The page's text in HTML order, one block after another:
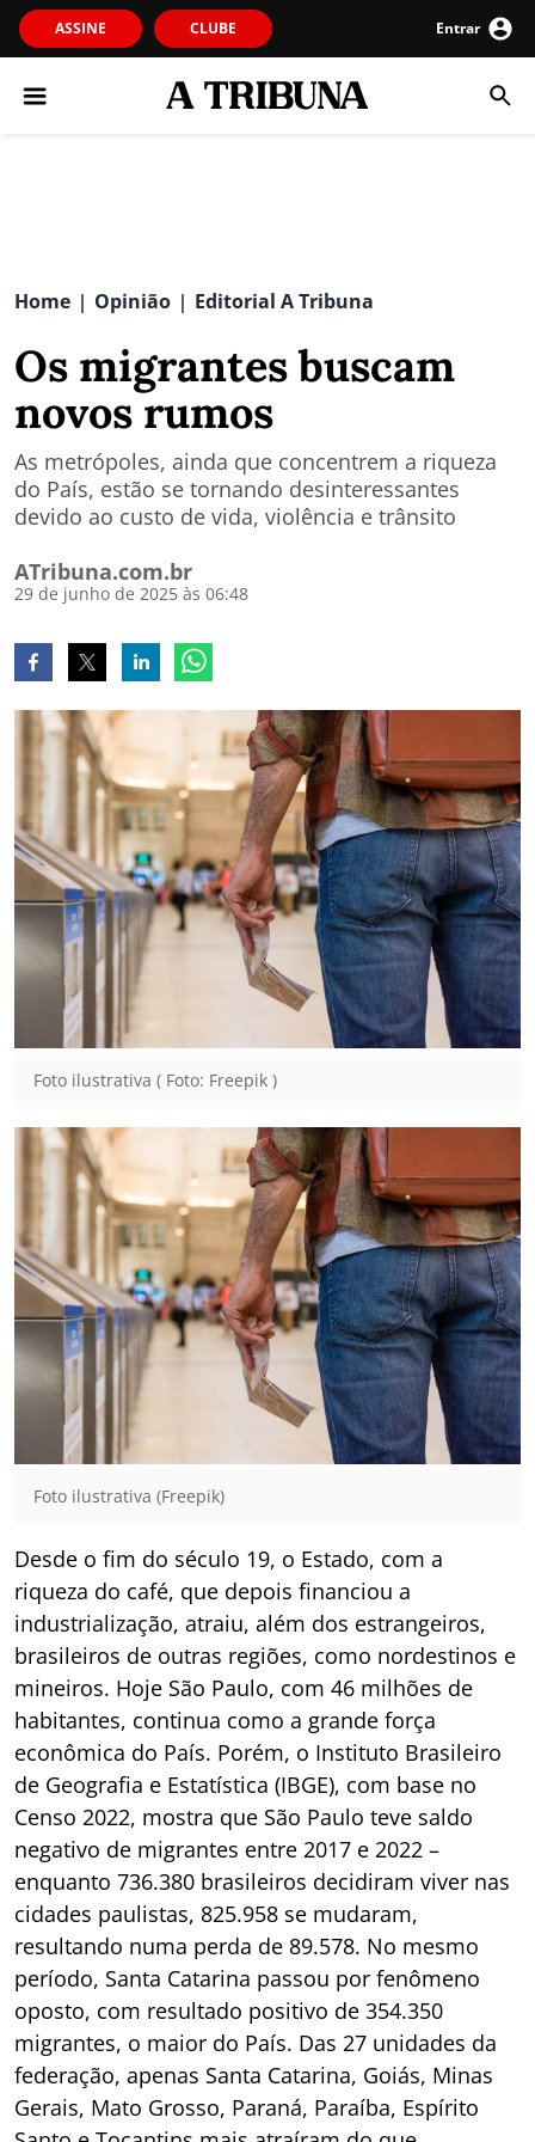
ASSINE CLUBE Entrar
Home | Opinião | Editorial A Tribuna
Os migrantes buscam
novos rumos
As metrópoles, ainda que concentrem a riqueza
do País, estão se tornando desinteressantes
devido ao custo de vida, violência e trânsito
ATribuna.com.br
29 de junho de 2025 às 06:48
Foto ilustrativa ( Foto: Freepik )
Foto ilustrativa (Freepik)
Desde o fim do século 19, o Estado, com a
riqueza do café, que depois financiou a
industrialização, atraiu, além dos estrangeiros,
brasileiros de outras regiões, como nordestinos e
mineiros. Hoje São Paulo, com 46 milhões de
habitantes, continua como a grande força
econômica do País. Porém, o Instituto Brasileiro
de Geografia e Estatística (IBGE), com base no
Censo 2022, mostra que São Paulo teve saldo
negativo de migrantes entre 2017 e 2022 –
enquanto 736.380 brasileiros decidiram viver nas
cidades paulistas, 825.958 se mudaram,
resultando numa perda de 89.578. No mesmo
período, Santa Catarina passou por fenômeno
oposto, com resultado positivo de 354.350
migrantes, o maior do País. Das 27 unidades da
federação, apenas Santa Catarina, Goiás, Minas
Gerais, Mato Grosso, Paraná, Paraíba, Espírito